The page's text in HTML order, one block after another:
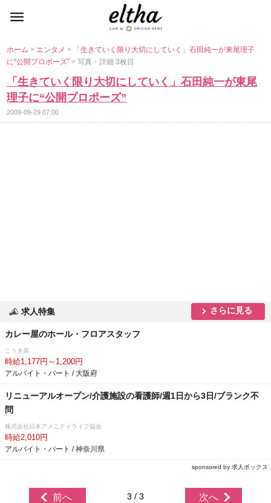
ホーム> エンタメ>
「生きていく限り大切にしていく」石田純一が東尾理子
に“公開プロポーズ”> 写真・詳細 3枚目
「生きていく限り大切にしていく」石田純一が東尾
理子に“公開プロポーズ”
2009-09-29 07:00
求人特集 さらに見る
カレー屋のホール・フロアスタッフ
こうき屋
時給1,177円～1,200円
アルバイト・パート / 大阪府
リニューアルオープン/介護施設の看護師/週1日から3日/ブランク不
問
株式会社日本アメニティライフ協会
時給2,010円
アルバイト・パート / 神奈川県
sponsored by 求人ボックス
前へ 3 / 3 次へ